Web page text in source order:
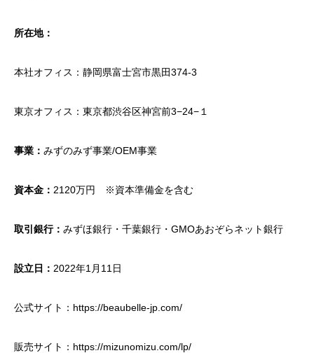
所在地：
本社オフィス：静岡県富士宮市黒田374-3
東京オフィス：東京都渋谷区神宮前3−24−１
事業： みずのみず事業/OEM事業
資本金： 2120万円 ※資本準備金を含む
取引銀行： みずほ銀行・千葉銀行・GMOあおぞらネット銀行
設立日： 2022年1月11日
公式サイト： https://beaubelle-jp.com/
販売サイト： https://mizunomizu.com/lp/